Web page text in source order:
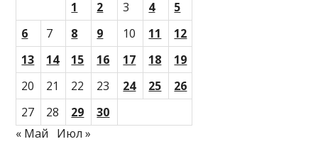
1 2 3 4
5
6
7 8 9 10 11
12
13
14 15 16 17 18
19
20
21 22 23 24 25
26
27
28 29
30
« Май
Июл »